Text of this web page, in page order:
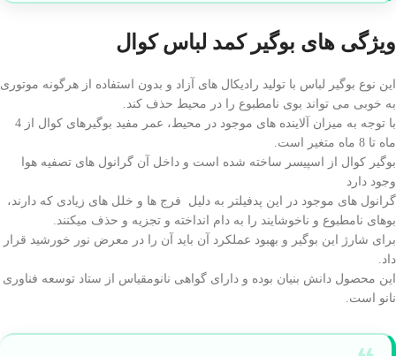
ویژگی های بوگیر کمد لباس کوال
این نوع بوگیر لباس با تولید رادیکال های آزاد و بدون استفاده از هرگونه موتوری
به خوبی می تواند بوی نامطبوع را در محیط حذف کند.
با توجه به میزان آلاینده های موجود در محیط، عمر مفید بوگیرهای کوال از 4
ماه تا 8 ماه متغیر است.
بوگیر کوال از اسپیسر ساخته شده است و داخل آن گرانول های تصفیه هوا
وجود دارد
گرانول های موجود در این پدفیلتر به دلیل فرج ها و خلل های زیادی که دارند،
بوهای نامطبوع و ناخوشایند را به دام انداخته و تجزیه و حذف میکنند.
برای شارژ این بوگیر و بهبود عملکرد آن باید آن را در معرض نور خورشید قرار
داد.
این محصول دانش بنیان بوده و دارای گواهی نانومقیاس از ستاد توسعه فناوری
نانو است.